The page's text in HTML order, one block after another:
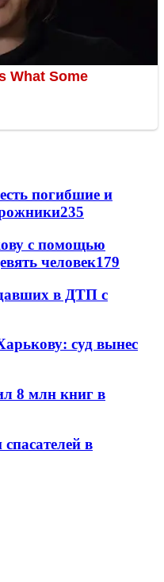
погибшие и
235
с помощью
человек179
в ДТП с
суд вынес
8 млн книг в
в